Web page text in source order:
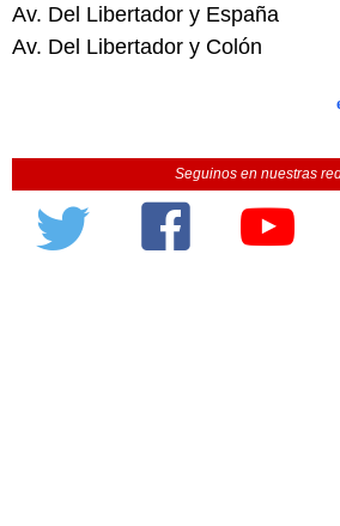
Av. Del Libertador y España
Av. Del Libertador y Colón
Seguinos en nuestras